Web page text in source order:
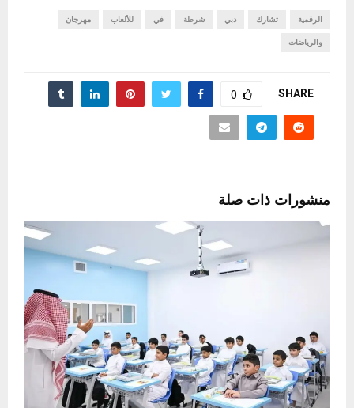
الرقمية تشارك دبي شرطة في للألعاب مهرجان
والرياضات
SHARE
0
منشورات ذات صلة